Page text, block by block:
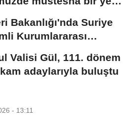
Bakanlığı'nda Suriye
Kurumlararası
Valisi Gül, 111. dönem
adaylarıyla buluştu
- 13:11